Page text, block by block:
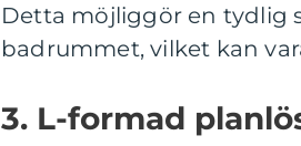
Detta möjliggör en tydlig
badrummet, vilket kan
3. L-formad